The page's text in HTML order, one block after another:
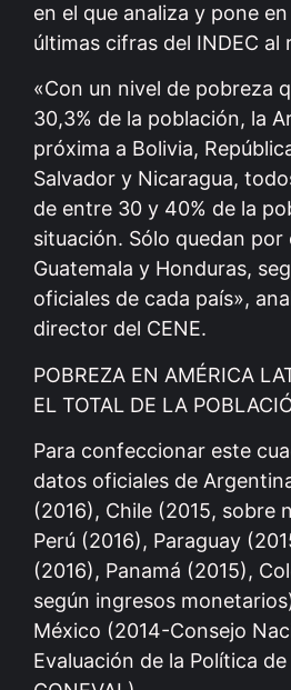
en el que analiza y pone
últimas cifras del INDEC al
«Con un nivel de pobreza
30,3% de la población, la
próxima a Bolivia,
Salvador y Nicaragua,
de entre 30 y 40% de la
situación. Sólo quedan por
Guatemala y Honduras,
oficiales de cada país»,
director del CENE.
POBREZA EN AMÉRICA
EL TOTAL DE LA
Para confeccionar este
datos oficiales de
(2016), Chile (2015, sobre
Perú (2016), Paraguay
(2016), Panamá (2015),
según ingresos
México (2014-Consejo
Evaluación de la Política